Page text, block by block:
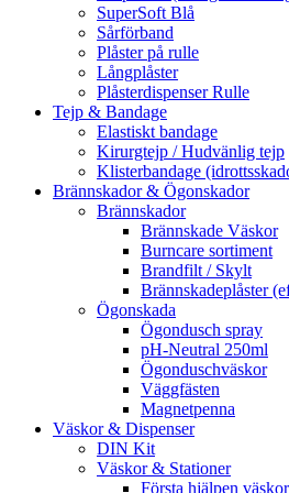
SuperSoft Blå
Sårförband
Plåster på rulle
Långplåster
Plåsterdispenser Rulle
Tejp & Bandage
Elastiskt bandage
Kirurgtejp / Hudvänlig tejp
Klisterbandage
Brännskador & Ögonskador
Brännskador
Brännskade Väskor
Burncare sortiment
Brandfilt / Skylt
Brännskadeplåster
Ögonskada
Ögondusch spray
pH-Neutral 250ml
Ögonduschväskor
Väggfästen
Magnetpenna
Väskor & Dispenser
DIN Kit
Väskor & Stationer
Första hjälpen